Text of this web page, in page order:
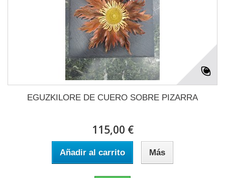
EGUZKILORE DE CUERO SOBRE PIZARRA
115,00 €
Añadir al carrito Más